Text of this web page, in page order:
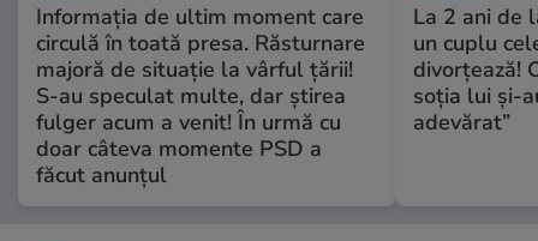
Informația de ultim moment care
circulă în toată presa. Răsturnare
majoră de situație la vârful țării!
S-au speculat multe, dar știrea
fulger acum a venit! În urmă cu
doar câteva momente PSD a
făcut anunțul
La 2 ani de
un cuplu
divorțează!
soția lui și-
adevărat”